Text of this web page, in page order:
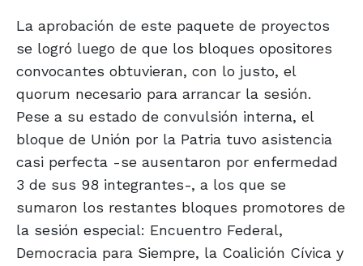
La aprobación de este paquete de proyectos
se logró luego de que los bloques opositores
convocantes obtuvieran, con lo justo, el
quorum necesario para arrancar la sesión.
Pese a su estado de convulsión interna, el
bloque de Unión por la Patria tuvo asistencia
casi perfecta -se ausentaron por enfermedad
3 de sus 98 integrantes-, a los que se
sumaron los restantes bloques promotores de
la sesión especial: Encuentro Federal,
Democracia para Siempre, la Coalición Cívica y